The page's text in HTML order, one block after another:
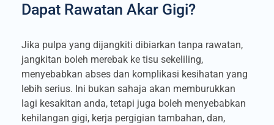
Dapat Rawatan Akar Gigi?
Jika pulpa yang dijangkiti dibiarkan tanpa rawatan,
jangkitan boleh merebak ke tisu sekeliling,
menyebabkan abses dan komplikasi kesihatan yang
lebih serius. Ini bukan sahaja akan memburukkan
lagi kesakitan anda, tetapi juga boleh menyebabkan
kehilangan gigi, kerja pergigian tambahan, dan,